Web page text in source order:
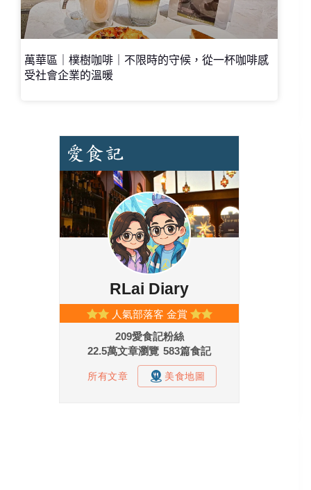
萬華區｜樸樹咖啡｜不限時的守候，從一杯咖啡感
受社會企業的溫暖